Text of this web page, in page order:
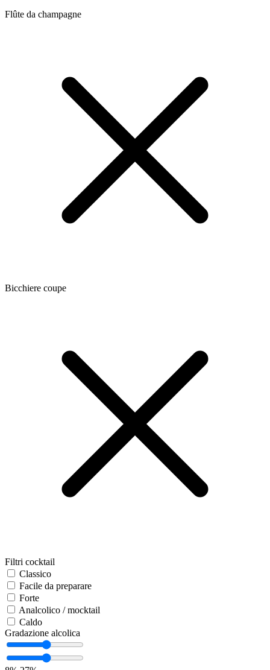
Flûte da champagne
Bicchiere coupe
Filtri cocktail
Classico
Facile da preparare
Forte
Analcolico / mocktail
Caldo
Gradazione alcolica